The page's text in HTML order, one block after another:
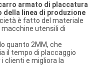
armato di placcatura
della linea di produzione
è fatto del materiale
utensili di
quanto 2MM, che
il tempo di placcaggio
clienti e migliora la